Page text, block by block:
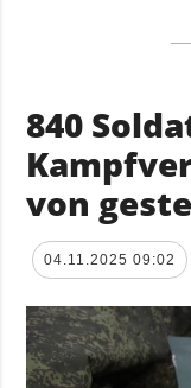
840
von
04.11.2025 09:02